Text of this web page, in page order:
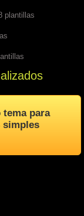
plantillas
para
simples